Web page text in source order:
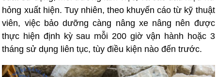
hỏng xuất hiện. Tuy nhiên, theo khuyến cáo từ kỹ thuật
viên, việc bảo dưỡng càng nâng xe nâng nên được
thực hiện định kỳ sau mỗi 200 giờ vận hành hoặc 3
tháng sử dụng liên tục, tùy điều kiện nào đến trước.